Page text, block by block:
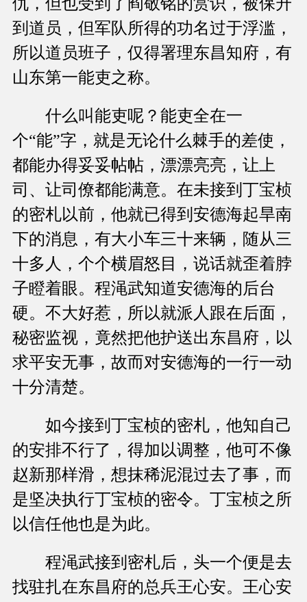
到道员，但军队所得的功名过于浮滥，
所以道员班子，仅得署理东昌知府，有
山东第一能吏之称。
什么叫能吏呢？能吏全在一
个“能”字，就是无论什么棘手的差使，
都能办得妥妥帖帖，漂漂亮亮，让上
司、让司僚都能满意。在未接到丁宝桢
的密札以前，他就已得到安德海起旱南
下的消息，有大小车三十来辆，随从三
十多人，个个横眉怒目，说话就歪着脖
子瞪着眼。程渑武知道安德海的后台
硬。不大好惹，所以就派人跟在后面，
秘密监视，竟然把他护送出东昌府，以
求平安无事，故而对安德海的一行一动
十分清楚。
如今接到丁宝桢的密札，他知自己
的安排不行了，得加以调整，他可不像
赵新那样滑，想抹稀泥混过去了事，而
是坚决执行丁宝桢的密令。丁宝桢之所
以信任他也是为此。
程渑武接到密札后，头一个便是去
找驻扎在东昌府的总兵王心安。王心安